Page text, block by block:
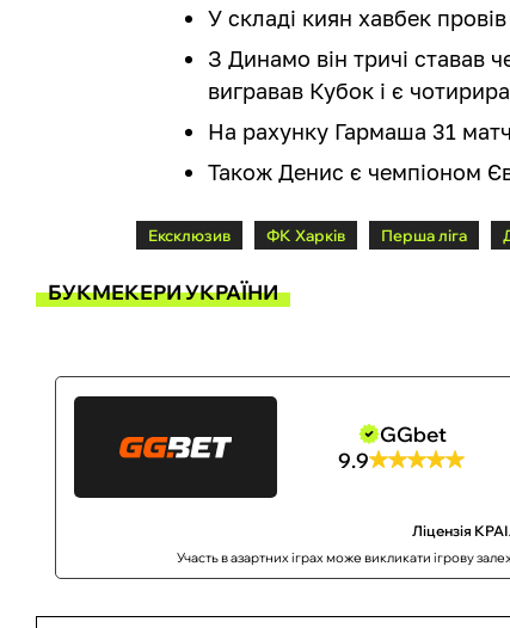
У складі киян хавбек
З Динамо він тричі ставав
вигравав Кубок і є
На рахунку Гармаша 31 матч
Також Денис є чемпіоном
Ексклюзив ФК Харків Перша ліга
БУКМЕКЕРИ УКРАЇНИ
GGbet
9.9
Ліцензія
Участь в азартних іграх може викликати ігрову